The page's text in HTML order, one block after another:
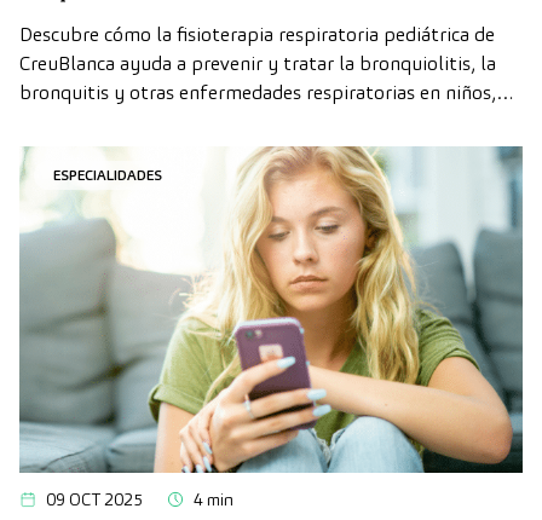
Descubre cómo la fisioterapia respiratoria pediátrica de
CreuBlanca ayuda a prevenir y tratar la bronquiolitis, la
bronquitis y otras enfermedades respiratorias en niños,
bienestar y descanso.
ESPECIALIDADES
09 OCT 2025 4 min